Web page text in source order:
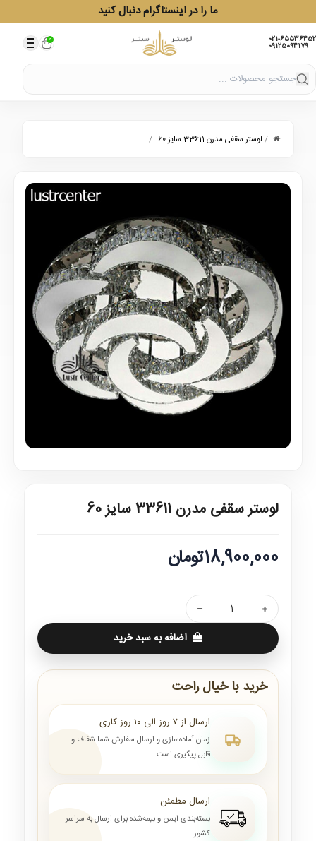
ما را در اینستاگرام دنبال کنید
021-65536452
09125094179
0
/ لوستر سقفی مدرن 33611 سایز 60 /
لوستر سقفی مدرن 33611 سایز 60
18,900,000تومان
اضافه به سبد خرید
خرید با خیال راحت
ارسال از ۷ روز الی ۱۰ روز کاری
زمان آماده‌سازی و ارسال سفارش شما شفاف و
قابل پیگیری است
ارسال مطمئن
بسته‌بندی ایمن و بیمه‌شده برای ارسال به سراسر
کشور